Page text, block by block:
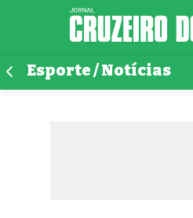
Esporte / Notícias